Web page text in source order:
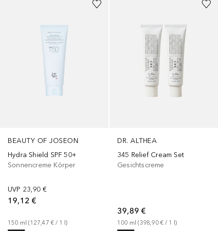
BEAUTY OF JOSEON
Hydra Shield SPF 50+
Sonnencreme Körper
UVP 23,90 €
19,12 €
150 ml (127,47 € / 1 l)
DR. ALTHEA
345 Relief Cream Set
Gesichtscreme
39,89 €
100 ml (398,90 € / 1 l)